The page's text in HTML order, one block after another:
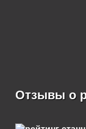
Отзывы о